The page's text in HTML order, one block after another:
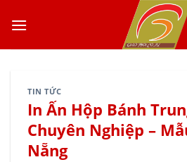
TIN TỨC
In Ấn Hộp Bánh
Chuyên Nghiệp –
Nẵng